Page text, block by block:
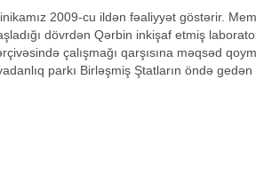
2009-cu ildən fəaliyyət göstərir.
dövrdən Qərbin inkişaf etmiş
çalışmağı qarşısına məqsəd
parkı Birləşmiş Ştatların öndə